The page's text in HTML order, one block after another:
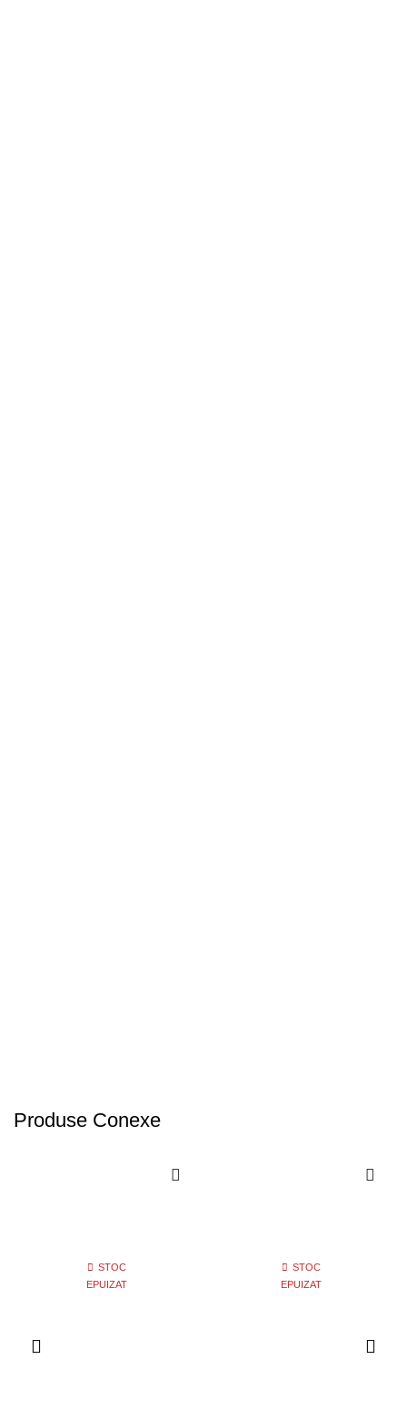
Produse Conexe
STOC
EPUIZAT
STOC
EPUIZAT